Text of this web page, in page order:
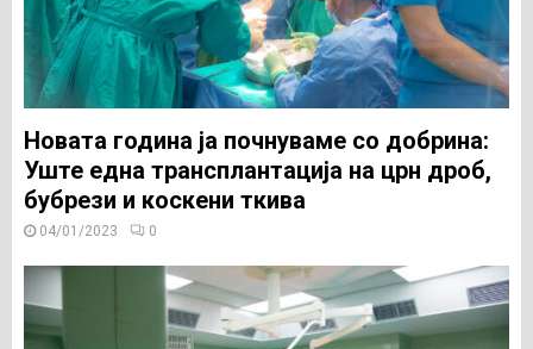
Новата година ја почнуваме со добрина:
Уште една трансплантација на црн дроб,
бубрези и коскени ткива
04/01/2023 0